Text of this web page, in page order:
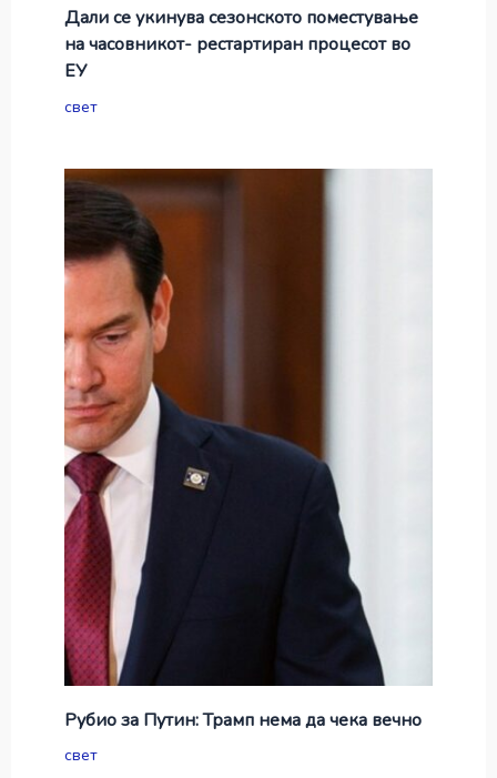
Дали се укинува сезонското поместување
на часовникот- рестартиран процесот во
ЕУ
свет
Рубио за Путин: Трамп нема да чека вечно
свет